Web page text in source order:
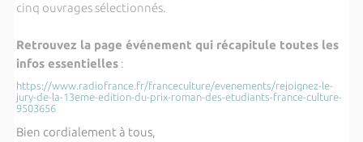
cinq ouvrages sélectionnés.
Retrouvez la page événement qui récapitule toutes les
infos essentielles:
https://www.radiofrance.fr/franceculture/evenements/rejoignez-le-
jury-de-la-13eme-edition-du-prix-roman-des-etudiants-france-culture-
9503656
Bien cordialement à tous,